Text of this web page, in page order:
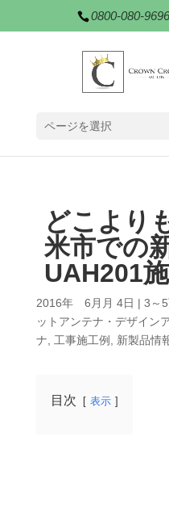
0800-080-9696
ページを選択
どこより
米市での
UAH201
2016年 6月月 4日 | 3～
ットアンテナ・デザイン
ナ
工事施工例 新製品情
目次 表示